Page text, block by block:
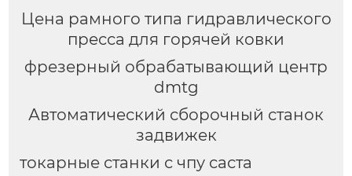
Цена рамного типа гидравлического
пресса для горячей ковки
фрезерный обрабатывающий центр
dmtg
Автоматический сборочный станок
задвижек
токарные станки с чпу саста